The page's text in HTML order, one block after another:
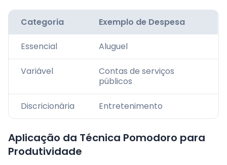
Categoria Exemplo de Despesa
Essencial Aluguel
Variável
Contas de serviços
públicos
Discricionária Entretenimento
Aplicação da Técnica Pomodoro para
Produtividade